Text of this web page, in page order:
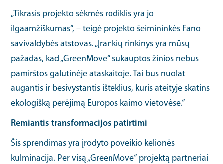
„Tikrasis projekto sėkmės rodiklis yra jo
ilgaamžiškumas“, – teigė projekto šeimininkės Fano
savivaldybės atstovas. „Įrankių rinkinys yra mūsų
pažadas, kad „GreenMove“ sukauptos žinios nebus
pamirštos galutinėje ataskaitoje. Tai bus nuolat
augantis ir besivystantis išteklius, kuris ateityje skatins
ekologišką perėjimą Europos kaimo vietovėse.“
Remiantis transformacijos patirtimi
Šis sprendimas yra įrodyto poveikio kelionės
kulminacija. Per visą „GreenMove“ projektą partneriai